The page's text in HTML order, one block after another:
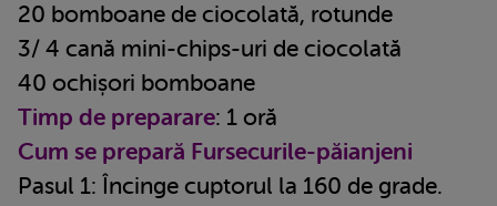
20 bomboane de ciocolată, rotunde
3/ 4 cană mini-chips-uri de ciocolată
40 ochișori bomboane
Timp de preparare: 1 oră
Cum se prepară Fursecurile-păianjeni
Pasul 1: Încinge cuptorul la 160 de grade.